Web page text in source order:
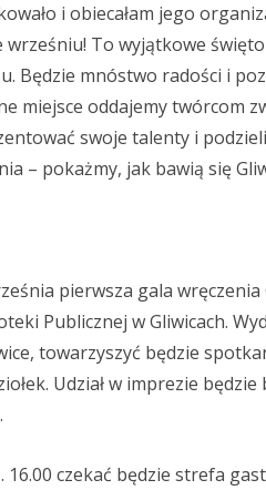
i obiecałam jego
To wyjątkowe święto
Będzie mnóstwo radości i
miejsce oddajemy twórcom
swoje talenty i
– pokażmy, jak bawią się
pierwsza gala
Publicznej w Gliwicach.
towarzyszyć będzie
Udział w imprezie będzie
16.00 czekać będzie strefa